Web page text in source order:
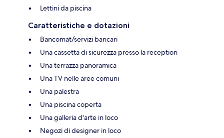
Lettini da piscina
Caratteristiche e dotazioni
Bancomat/servizi bancari
Una cassetta di sicurezza presso la reception
Una terrazza panoramica
Una TV nelle aree comuni
Una palestra
Una piscina coperta
Una galleria d'arte in loco
Negozi di designer in loco